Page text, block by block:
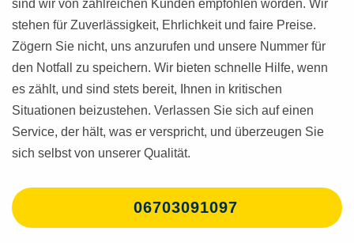
sind wir von zahlreichen Kunden empfohlen worden. Wir
stehen für Zuverlässigkeit, Ehrlichkeit und faire Preise.
Zögern Sie nicht, uns anzurufen und unsere Nummer für
den Notfall zu speichern. Wir bieten schnelle Hilfe, wenn
es zählt, und sind stets bereit, Ihnen in kritischen
Situationen beizustehen. Verlassen Sie sich auf einen
Service, der hält, was er verspricht, und überzeugen Sie
sich selbst von unserer Qualität.
06703091097